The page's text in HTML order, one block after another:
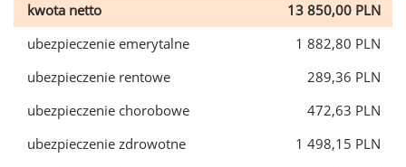
kwota netto
13 850,00 PLN
ubezpieczenie emerytalne
1 882,80 PLN
ubezpieczenie rentowe
289,36 PLN
ubezpieczenie chorobowe
472,63 PLN
ubezpieczenie zdrowotne
1 498,15 PLN